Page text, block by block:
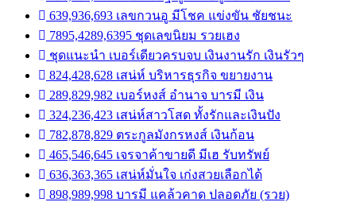
639,936,693 เลขกวนอู มีโชค แข่งขัน ชัยชนะ
7895,4289,6395 ชุดเลขนิยม รวยเฮง
ชุดแนะนำ เบอร์เดียวครบจบ เงินงานรัก เงินรัวๆ
824,428,628 เสน่ห์ บริหารธุรกิจ ขยายงาน
289,829,982 เบอร์หงส์ อำนาจ บารมี เงิน
324,236,423 เสน่ห์สาวโสด ทั้งรักและเงินปัง
782,878,829 ตระกูลมังกรหงส์ เงินก้อน
465,546,645 เจรจาค้าขายดี มีเฮ รับทรัพย์
636,363,365 เสน่ห์มั่นใจ เก่งสวยเลือกได้
898,989,998 บารมี แคล้วคาด ปลอดภัย (รวย)